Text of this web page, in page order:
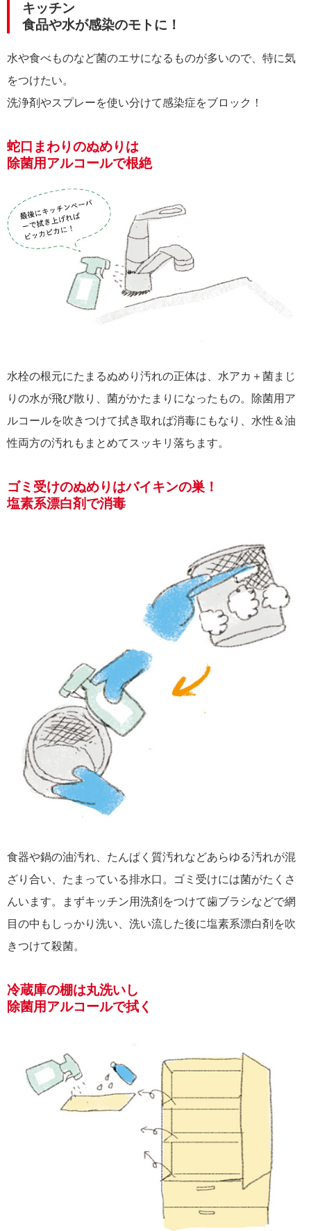
キッチン
食品や水が感染のモトに！
水や食べものなど菌のエサになるものが多いので、特に気
をつけたい。
洗浄剤やスプレーを使い分けて感染症をブロック！
蛇口まわりのぬめりは
除菌用アルコールで根絶
水栓の根元にたまるぬめり汚れの正体は、水アカ＋菌まじ
りの水が飛び散り、菌がかたまりになったもの。除菌用ア
ルコールを吹きつけて拭き取れば消毒にもなり、水性＆油
性両方の汚れもまとめてスッキリ落ちます。
ゴミ受けのぬめりはバイキンの巣！
塩素系漂白剤で消毒
食器や鍋の油汚れ、たんぱく質汚れなどあらゆる汚れが混
ざり合い、たまっている排水口。ゴミ受けには菌がたくさ
んいます。まずキッチン用洗剤をつけて歯ブラシなどで網
目の中もしっかり洗い、洗い流した後に塩素系漂白剤を吹
きつけて殺菌。
冷蔵庫の棚は丸洗いし
除菌用アルコールで拭く